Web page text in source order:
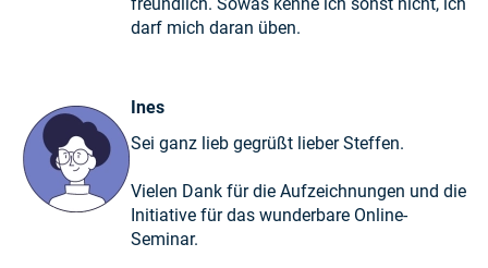
darf mich daran üben.
Ines
Sei ganz lieb gegrüßt lieber Steffen.
Vielen Dank für die Aufzeichnungen und die
Initiative für das wunderbare Online-
Seminar.